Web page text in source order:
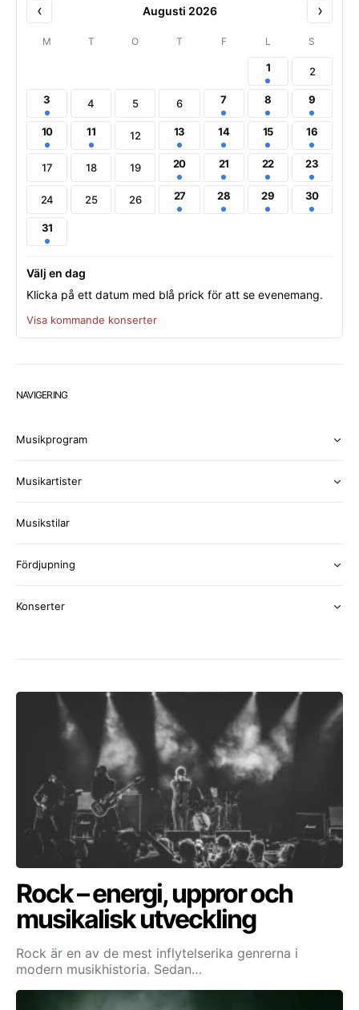
‹ Augusti 2026 ›
M T O T F L S
1 2
3 4 5 6 7 8 9
10 11 12 13 14 15 16
17 18 19 20 21 22 23
24 25 26 27 28 29 30
31
Välj en dag
Klicka på ett datum med blå prick för att se evenemang.
Visa kommande konserter
NAVIGERING
Musikprogram
Musikartister
Musikstilar
Fördjupning
Konserter
Rock – energi, uppror och
musikalisk utveckling
Rock är en av de mest inflytelserika genrerna i
modern musikhistoria. Sedan…